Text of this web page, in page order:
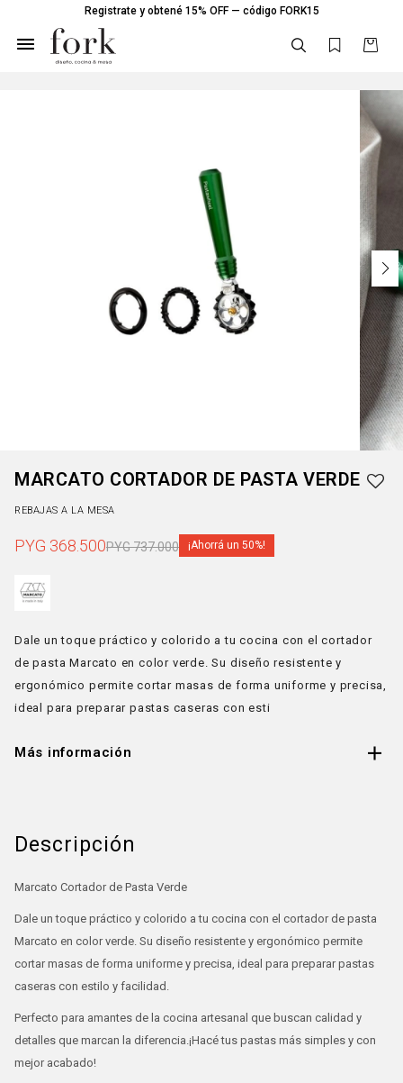
Registrate y obtené 15% OFF — código FORK15

MARCATO CORTADOR DE PASTA VERDE
REBAJAS A LA MESA
PYG 368.500PYG737.000 50
Dale un toque práctico y colorido a tu cocina con el cortador
de pasta Marcato en color verde. Su diseño resistente y
ergonómico permite cortar masas de forma uniforme y precisa,
ideal para preparar pastas caseras con esti
Más información
Descripción
Marcato Cortador de Pasta Verde
Dale un toque práctico y colorido a tu cocina con el cortador de pasta
Marcato en color verde. Su diseño resistente y ergonómico permite
cortar masas de forma uniforme y precisa, ideal para preparar pastas
caseras con estilo y facilidad.
Perfecto para amantes de la cocina artesanal que buscan calidad y
detalles que marcan la diferencia.¡Hacé tus pastas más simples y con
mejor acabado!